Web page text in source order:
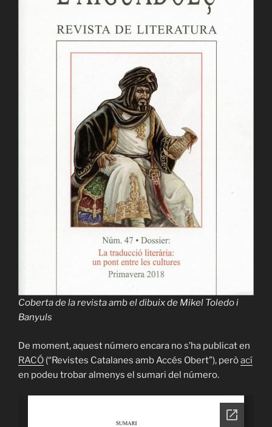
Coberta de la revista amb el dibuix de Mikel Toledo i
Banyuls
De moment, aquest número encara no s’ha publicat en
RACÓ (“Revistes Catalanes amb Accés Obert”), peròací
en podeu trobar almenys el sumari del número.